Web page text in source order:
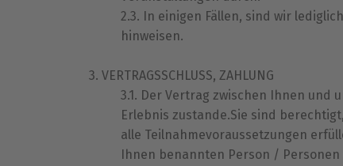
In einigen Fällen, sind wir
hinweisen.
VERTRAGSSCHLUSS, ZAHLUNG
Der Vertrag zwischen Ihnen und
Erlebnis zustande.Sie sind
alle Teilnahmevoraussetzungen
Ihnen benannten Person /